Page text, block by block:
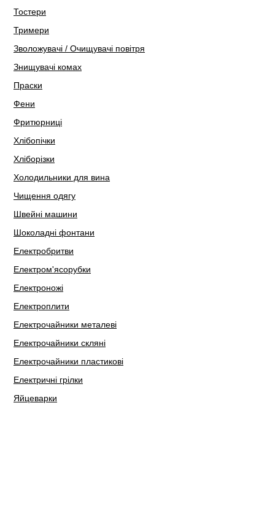
Тостери
Тримери
Зволожувачі / Очищувачі повітря
Знищувачі комах
Праски
Фени
Фритюрниці
Хлібопічки
Хліборізки
Холодильники для вина
Чищення одягу
Швейні машини
Шоколадні фонтани
Електробритви
Електром'ясорубки
Електроножі
Електроплити
Електрочайники металеві
Електрочайники скляні
Електрочайники пластикові
Електричні грілки
Яйцеварки